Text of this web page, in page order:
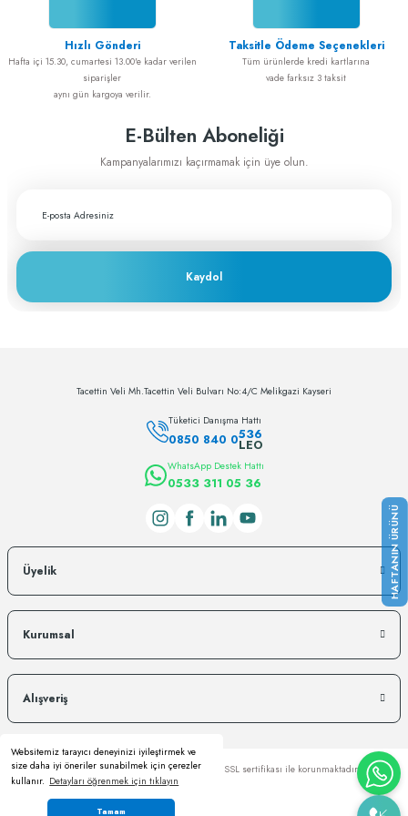
Websitemiz tarayıcı deneyinizi iyileştirmek ve
size daha iyi öneriler sunabilmek için çerezler
kullanır. Detayları öğrenmek için tıklayın
Tamam
Cerrahiye yönelik tüm ihtiyaçlarımı
greftburada.com'dan karşılıyorum. Son
derece memnunum
Greftburada çok profesyonel bir şirket bu
sahip
Hızlı Gönderi
Hafta içi 15.30, cumartesi 13.00'e kadar verilen
siparişler
aynı gün kargoya verilir.
Taksitle Ödeme Seçenekleri
Tüm ürünlerde kredi kartlarına
vade farksız 3 taksit
E-Bülten Aboneliği
Kampanyalarımızı kaçırmamak için üye olun.
Kaydol
Tacettin Veli Mh.Tacettin Veli Bulvarı No:4/C Melikgazi Kayseri
Tüketici Danışma Hattı
0850 840 0536
LEO
WhatsApp Destek Hattı
0533 311 05 36
Üyelik
Kurumsal
Alışveriş
Copyright © Kredi kartı bilgileriniz 256bit SSL sertifikası ile korunmaktadır.